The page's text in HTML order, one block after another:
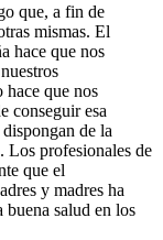
que, a fin de
mismas. El
hace que nos
hace que nos
conseguir esa
de la
Los profesionales de
que el
y madres ha
salud en los